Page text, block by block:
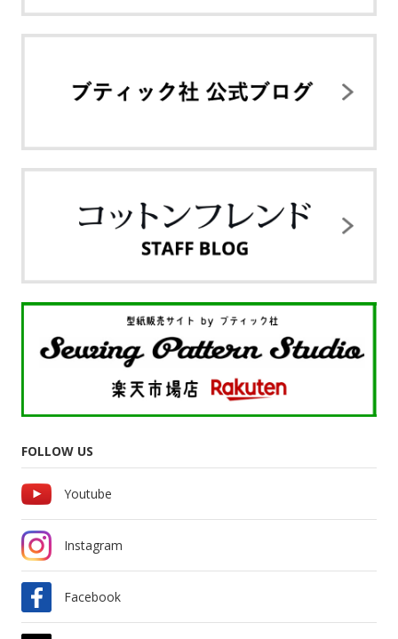
FOLLOW US
Youtube
Instagram
Facebook